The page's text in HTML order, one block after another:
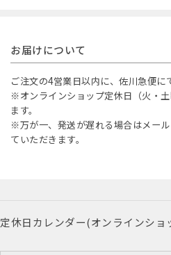
お届けについて
ご注文の4営業日以内に、佐川急便に
※オンラインショップ定休日（火・
ます。
※万が一、発送が遅れる場合はメー
ていただきます。
定休日カレンダー(オンラインショ